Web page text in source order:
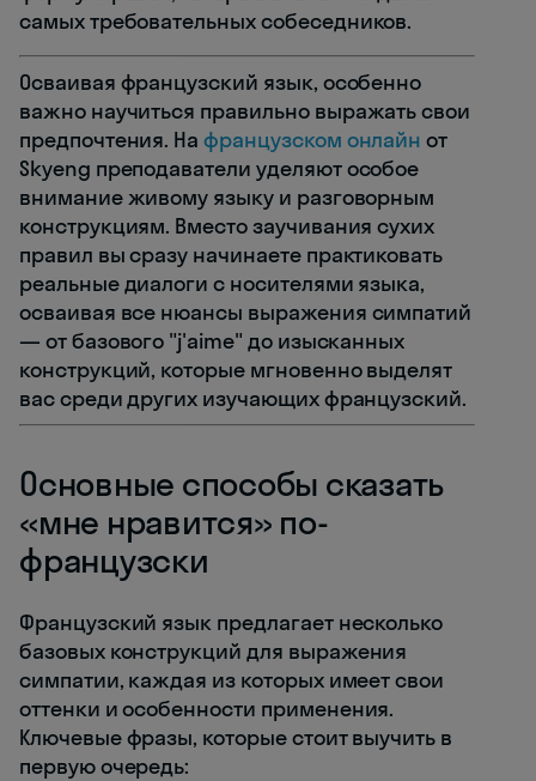
самых требовательных собеседников.
Осваивая французский язык, особенно
важно научиться правильно выражать свои
предпочтения. Нафранцузском онлайн от
Skyeng преподаватели уделяют особое
внимание живому языку и разговорным
конструкциям. Вместо заучивания сухих
правил вы сразу начинаете практиковать
реальные диалоги с носителями языка,
осваивая все нюансы выражения симпатий
— от базового "j'aime" до изысканных
конструкций, которые мгновенно выделят
вас среди других изучающих французский.
Основные способы сказать
«мне нравится» по-
французски
Французский язык предлагает несколько
базовых конструкций для выражения
симпатии, каждая из которых имеет свои
оттенки и особенности применения.
Ключевые фразы, которые стоит выучить в
первую очередь: